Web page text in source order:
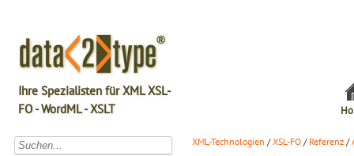
Ihre Spezialisten für XML XSL-
FO - WordML - XSLT
XML-Technologien /XSL-FO / Referenz /